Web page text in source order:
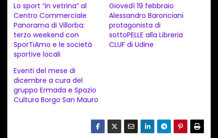
a
m
e
n
t
o
i
Lo sport “in vetrina” al
Centro Commerciale
Panorama di Villorba:
terzo weekend con
SporTiAmo e le società
sportive locali
Giovedì 19 febbraio
Alessandro Baronciani
protagonista di
sottoPELLE alla Libreria
CLUF di Udine
Eventi del mese di
dicembre a cura del
gruppo Ermada e Spazio
Cultura Borgo San Mauro